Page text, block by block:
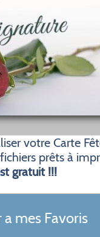
votre Carte
prêts à
gratuit !!!
mes Favoris